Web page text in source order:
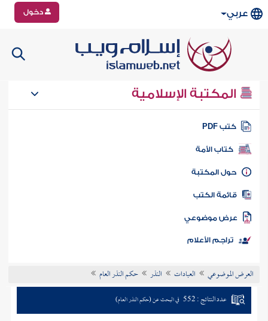
عربي دخول
المكتبة الإسلامية
كتب PDF
كتاب الأمة
المكتبة
الكتب
موضوعي
تراجم الأعلام
العرض الموضوعي العبادات النذر حكم النذر العام
عدد النتائج : 552 في البحث عن (حكم النذر العام)